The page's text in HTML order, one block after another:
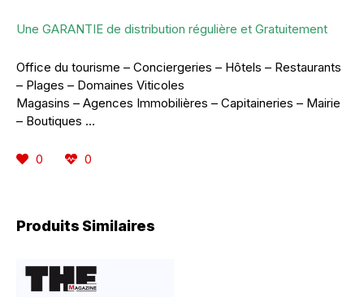
Une GARANTIE de distribution régulière et Gratuitement
Office du tourisme – Conciergeries – Hôtels – Restaurants
– Plages – Domaines Viticoles
Magasins – Agences Immobilières – Capitaineries – Mairie
– Boutiques …
0 0
Produits Similaires